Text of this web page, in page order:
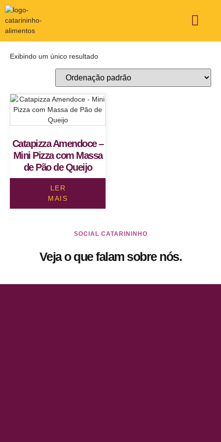
Exibindo um único resultado
Catapizza Amendoce –
Mini Pizza com Massa
de Pão de Queijo
LER
MAIS
SOCIAL CATARININHO
Veja o que falam sobre nós.